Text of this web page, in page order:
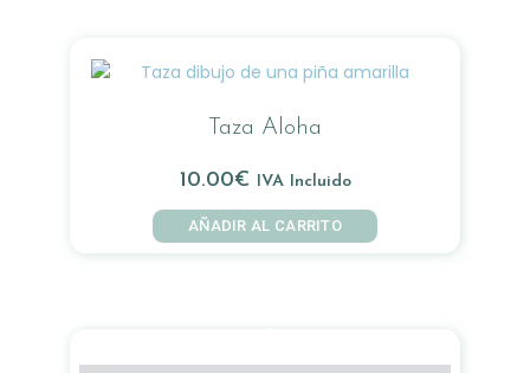
Taza Aloha
10.00€ IVA Incluido
AÑADIR AL CARRITO